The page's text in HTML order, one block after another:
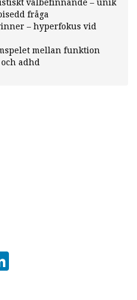
välbefinnande – unik
fråga
– hyperfokus vid
mellan funktion
adhd